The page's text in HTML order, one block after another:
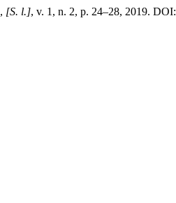
, [S. l.], v. 1, n. 2, p. 24–28, 2019. DOI: